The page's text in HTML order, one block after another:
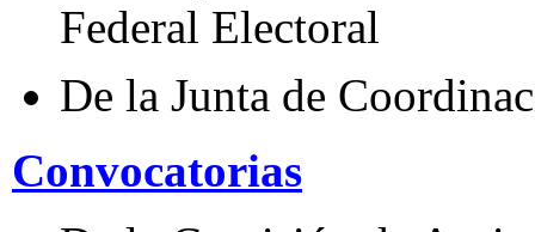
Federal Electoral
De la Junta de
Convocatorias